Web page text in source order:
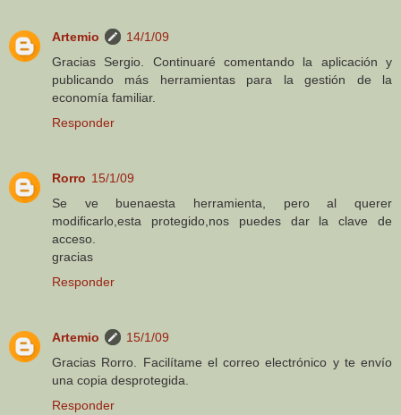
Artemio
14/1/09
Gracias Sergio. Continuaré comentando la aplicación y
publicando más herramientas para la gestión de la
economía familiar.
Responder
Rorro 15/1/09
Se ve buenaesta herramienta, pero al querer
modificarlo,esta protegido,nos puedes dar la clave de
acceso.
gracias
Responder
Artemio
15/1/09
Gracias Rorro. Facilítame el correo electrónico y te envío
una copia desprotegida.
Responder